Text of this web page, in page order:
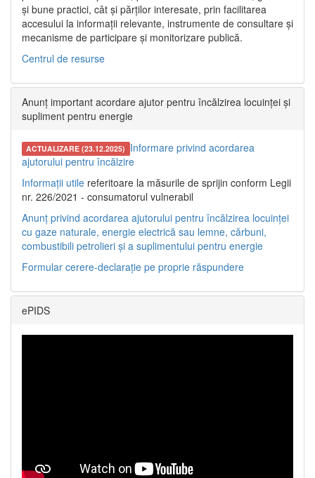
și bune practici, cât și părților interesate, prin facilitarea
accesului la informații relevante, instrumente de consultare și
mecanisme de participare și monitorizare publică.
Centrul de resurse
Anunț important acordare ajutor pentru încălzirea locuinței și
supliment pentru energie
ACTUALIZARE (23.12.2025) Informare privind acordarea
ajutorului pentru încălzire
Informații utile referitoare la măsurile de sprijin conform Legii
nr. 226/2021 - consumatorul vulnerabil
Anunț privind acordarea ajutorului pentru încălzirea locuinței
cu gaze naturale, energie electrică sau lemne, cărbuni,
combustibili petrolieri și a suplimentului pentru energie
Formular cerere-declarație pe proprie răspundere
ePIDS